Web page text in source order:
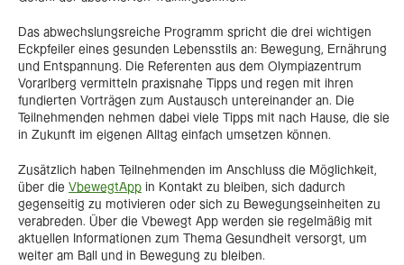
Das abwechslungsreiche Programm spricht die drei wichtigen
Eckpfeiler eines gesunden Lebensstils an: Bewegung, Ernährung
und Entspannung. Die Referenten aus dem Olympiazentrum
Vorarlberg vermitteln praxisnahe Tipps und regen mit ihren
fundierten Vorträgen zum Austausch untereinander an. Die
Teilnehmenden nehmen dabei viele Tipps mit nach Hause, die sie
in Zukunft im eigenen Alltag einfach umsetzen können.
Zusätzlich haben Teilnehmenden im Anschluss die Möglichkeit,
über die VbewegtApp in Kontakt zu bleiben, sich dadurch
gegenseitig zu motivieren oder sich zu Bewegungseinheiten zu
verabreden. Über die Vbewegt App werden sie regelmäßig mit
aktuellen Informationen zum Thema Gesundheit versorgt, um
weiter am Ball und in Bewegung zu bleiben.